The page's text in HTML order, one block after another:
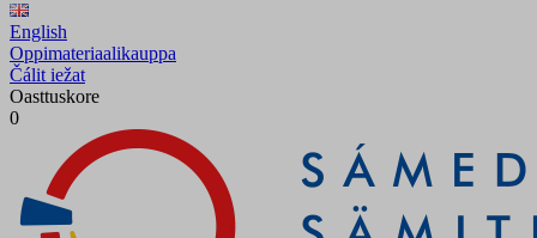
English
Oppimateriaalikauppa
Čálit iežat
Oasttuskore
0